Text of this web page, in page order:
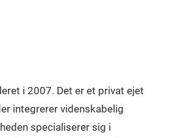
i 2007. Det er et privat ejet
integrerer videnskabelig
specialiserer sig i